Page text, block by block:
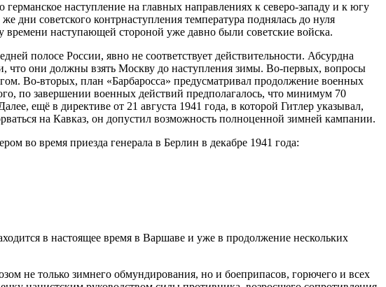
наступление на главных направлениях к северо-западу и к югу
советского контрнаступления температура поднялась до нуля
наступающей стороной уже давно были советские войска.
полосе России, явно не соответствует действительности. Абсурдна
что они должны взять Москву до наступления зимы. Во-первых, вопросы
Во-вторых, план «Барбаросса» предусматривал продолжение военных
по завершении военных действий предполагалось, что минимум 70
ещё в директиве от 21 августа 1941 года, в которой Гитлер указывал,
на Кавказ, он допустил возможность полноценной зимней кампании.
во время приезда генерала в Берлин в декабре 1941 года:
в настоящее время в Варшаве и уже в продолжение нескольких
не только зимнего обмундирования, но и боеприпасов, горючего и всех